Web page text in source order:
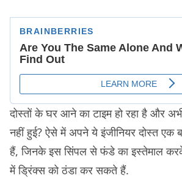
दोस्तों के घर आने का टाइम हो रहा है और
नहीं हुई? ऐसे में अपने ये इंजीनियर दोस्त एक
हैं, जिनके इस सिंपल से फंडे का इस्तेमाल
में ड्रिंक्स को ठंडा कर सकते हैं.